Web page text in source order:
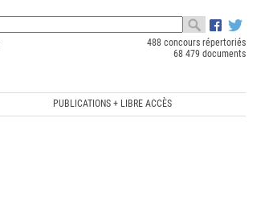
488 concours répertoriés
68 479 documents
PUBLICATIONS + LIBRE ACCÈS